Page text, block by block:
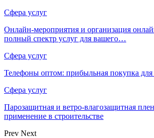
Сфера услуг
Онлайн-мероприятия и организация
полный спектр услуг для вашего…
Сфера услуг
Телефоны оптом: прибыльная покупка для
Сфера услуг
Парозащитная и ветро-влагозащитная
применение в строительстве
Prev Next